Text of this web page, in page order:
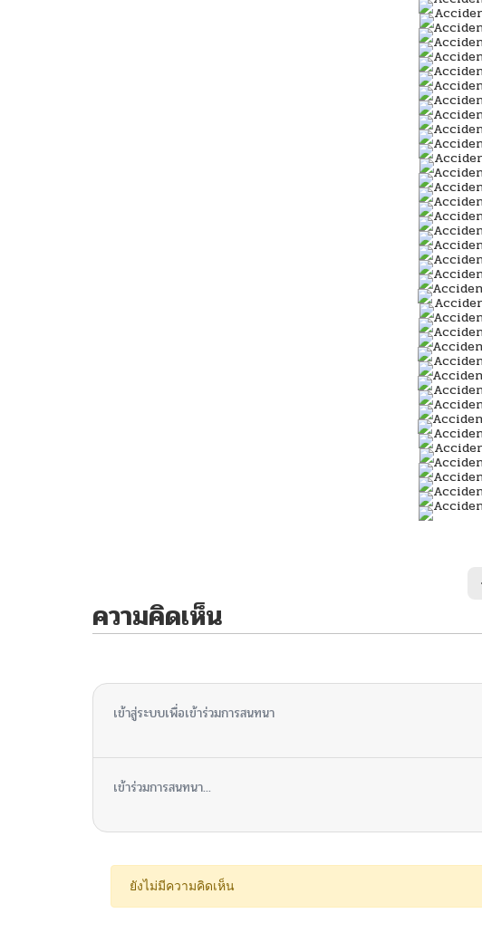
ความคิดเห็น
เข้าสู่ระบบเพื่อเข้าร่วมการสนทนา
เข้าร่วมการสนทนา...
ยังไม่มีความคิดเห็น